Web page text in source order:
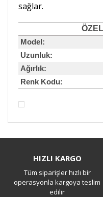
sağlar.
Model:
Uzunluk:
Ağırlık:
Renk Kodu:
HIZLI KARGO
Tüm siparişler hızlı bir
operasyonla kargoya teslim
edilir